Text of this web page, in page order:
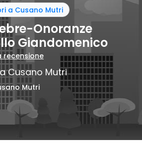
a Cusano Mutri
Onoranze
Giandomenico
recensione
Cusano Mutri
Mutri